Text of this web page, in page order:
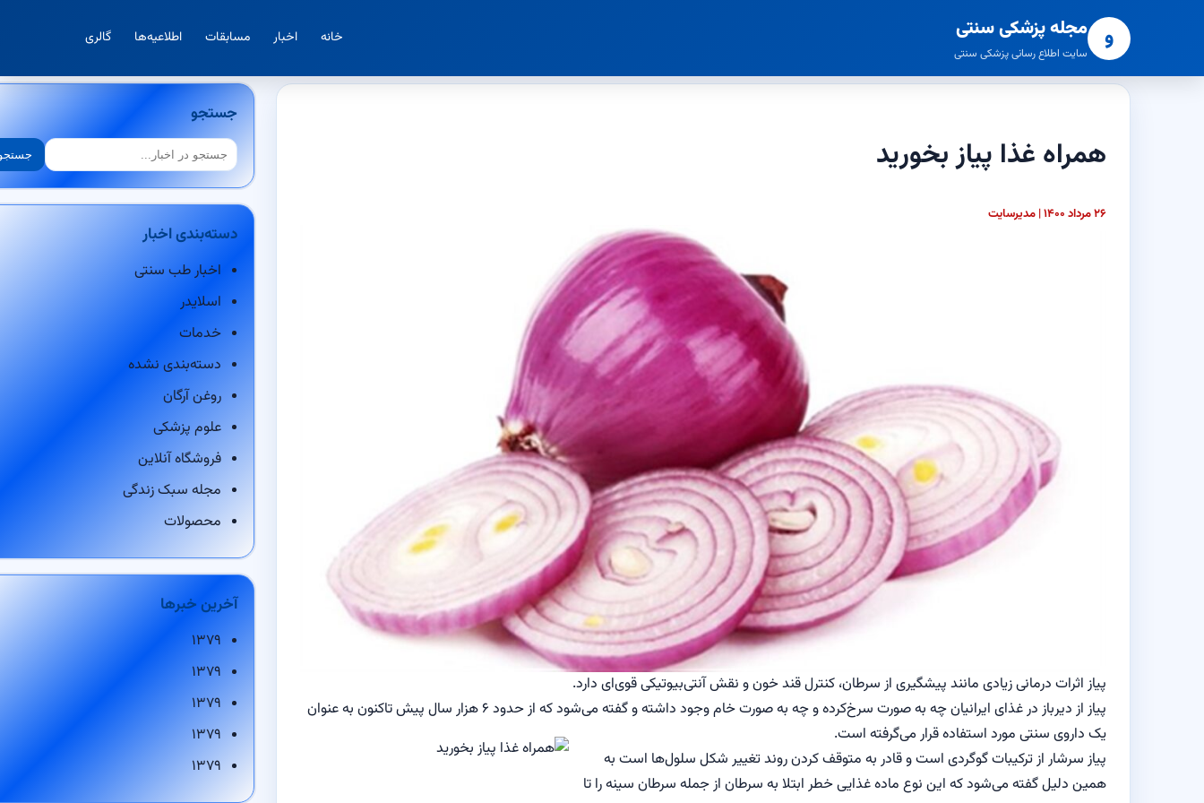
و مجله پزشکی سنتی
سایت اطلاع رسانی پزشکی سنتی
خانه اخبار مسابقات اطلاعیه‌ها گالری
همراه غذا پیاز بخورید
۲۶ مرداد ۱۴۰۰ | مدیرسایت
پیاز اثرات درمانی زیادی مانند پیشگیری از سرطان، کنترل قند خون و نقش آنتی‌بیوتیکی قوی‌ای دارد.
پیاز از دیرباز در غذای ایرانیان چه به صورت سرخ‌کرده و چه به صورت خام وجود داشته و گفته می‌شود که از حدود ۶ هزار سال پیش تاکنون به عنوان
یک داروی سنتی مورد استفاده قرار می‌گرفته است.
پیاز سرشار از ترکیبات گوگردی است و قادر به متوقف کردن روند تغییر شکل سلول‌ها است به
همین دلیل گفته می‌شود که این نوع ماده غذایی خطر ابتلا به سرطان از جمله سرطان سینه را تا
جستجو
جستجو
دسته‌بندی اخبار
اخبار طب سنتی
اسلایدر
خدمات
دسته‌بندی نشده
روغن آرگان
علوم پزشکی
فروشگاه آنلاین
مجله سبک زندگی
محصولات
آخرین خبرها
۱۳۷۹
۱۳۷۹
۱۳۷۹
۱۳۷۹
۱۳۷۹